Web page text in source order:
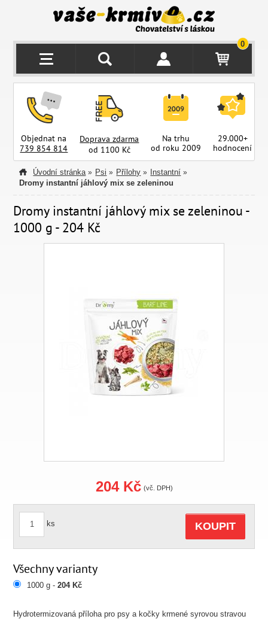
0
Objednat na
739 854 814
Doprava zdarma
od 1100 Kč
Na trhu
od roku 2009
29.000+
hodnocení
Úvodní stránka » Psi » Přílohy » Instantní »
Dromy instantní jáhlový mix se zeleninou
Dromy instantní jáhlový mix se zeleninou -
1000 g - 204 Kč
Hydrotermizovaná příloha pro psy a kočky krmené syrovou stravou
204 Kč (vč. DPH)
ks KOUPIT
Všechny varianty
1000 g -204 Kč